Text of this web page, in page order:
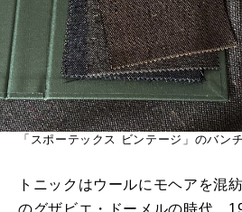
「スポーテックス ビンテージ」のバン
トニックはウールにモヘアを混
のグザビエ・ドーメルの時代、